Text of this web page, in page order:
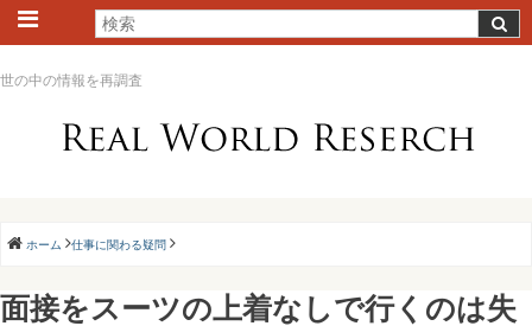
世の中の情報を再調査
ホーム 仕事に関わる疑問
面接をスーツの上着なしで行くのは失